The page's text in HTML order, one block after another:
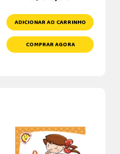
ADICIONAR AO CARRINHO
COMPRAR AGORA